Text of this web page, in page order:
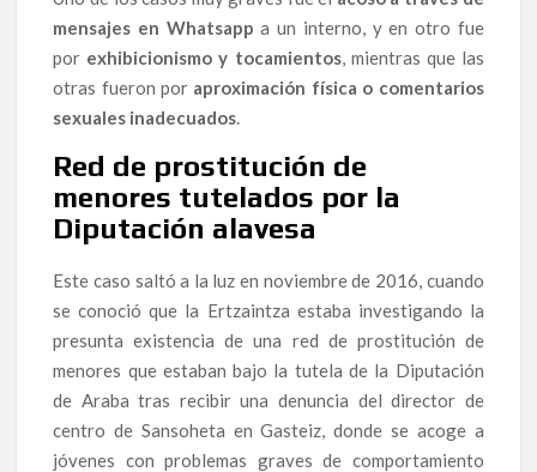
mensajes en Whatsapp a un interno, y en otro fue
por exhibicionismo y tocamientos, mientras que las
otras fueron por aproximación física o comentarios
sexuales inadecuados.
Red de prostitución de
menores tutelados por la
Diputación alavesa
Este caso saltó a la luz en noviembre de 2016, cuando
se conoció que la Ertzaintza estaba investigando la
presunta existencia de una red de prostitución de
menores que estaban bajo la tutela de la Diputación
de Araba tras recibir una denuncia del director de
centro de Sansoheta en Gasteiz, donde se acoge a
jóvenes con problemas graves de comportamiento